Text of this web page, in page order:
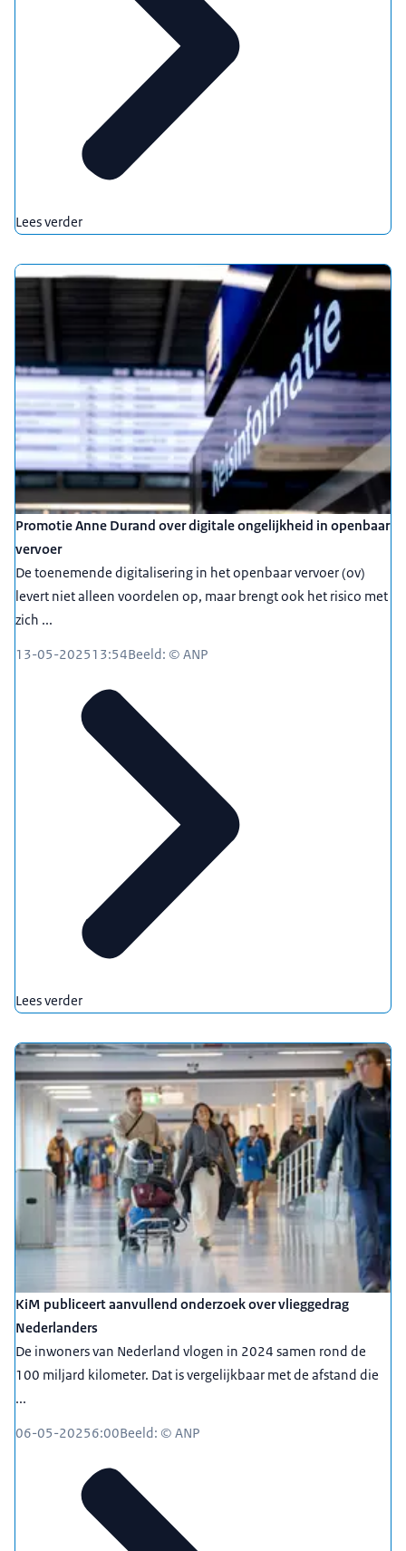
Lees verder
Promotie Anne Durand over digitale ongelijkheid in openbaar
vervoer
De toenemende digitalisering in het openbaar vervoer (ov)
levert niet alleen voordelen op, maar brengt ook het risico met
zich ...
13-05-202513:54Beeld: © ANP
Lees verder
KiM publiceert aanvullend onderzoek over vlieggedrag
Nederlanders
De inwoners van Nederland vlogen in 2024 samen rond de
100 miljard kilometer. Dat is vergelijkbaar met de afstand die
...
06-05-20256:00Beeld: © ANP